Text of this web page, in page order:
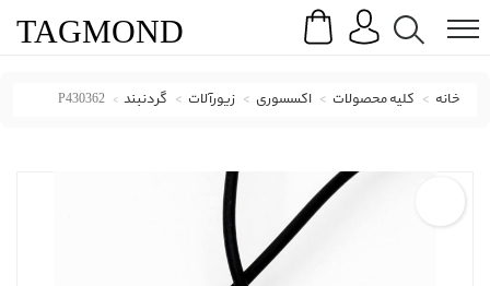
Search
TAGMOND
خانه کلیه محصولات اکسسوری زیورآلات گردنبند P430362